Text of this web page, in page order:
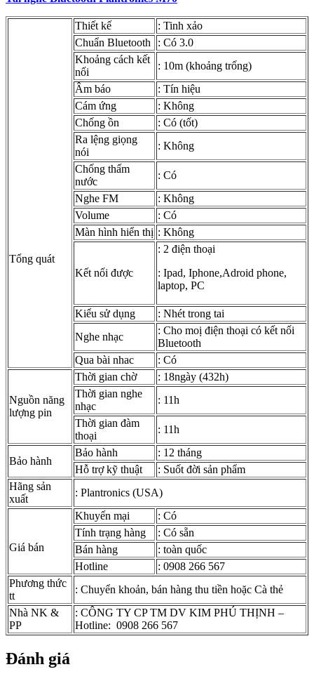
Tổng quát
Thiết kế
: Tinh xảo
Chuẩn Bluetooth
: Có 3.0
Khoảng cách kết
nối
: 10m (khoảng trống)
Âm báo
: Tín hiệu
Cám ứng
: Không
Chống ồn
: Có (tốt)
Ra lệng giọng
nói
: Không
Chống thấm
nước
: Có
Nghe FM
: Không
Volume
: Có
Màn hình hiển thị : Không
Kết nối được
: 2 điện thoại
: Ipad, Iphone,Adroid phone,
laptop, PC
Kiểu sử dụng
: Nhét trong tai
Nghe nhạc
: Cho moị điện thoại có kết nối
Bluetooth
Qua bài nhac
: Có
Nguồn năng
lượng pin
Thời gian chờ
: 18ngày (432h)
Thời gian nghe
nhạc
: 11h
Thời gian đàm
thoại
: 11h
Bảo hành
Bảo hành
: 12 tháng
Hỗ trợ kỹ thuật
: Suốt đời sản phẩm
Hãng sản
xuất
: Plantronics (USA)
Giá bán
Khuyến mại
: Có
Tính trạng hàng
: Có sẵn
Bán hàng
: toàn quốc
Hotline
: 0908 266 567
Phương thức
tt
: Chuyển khoản, bán hàng thu tiền hoặc Cà thẻ
Nhà NK &
PP
: CÔNG TY CP TM DV KIM PHÚ THỊNH –
Hotline: 0908 266 567
Đánh giá